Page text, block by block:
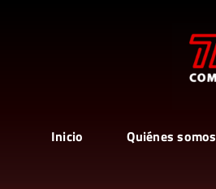
Inicio Quiénes somos